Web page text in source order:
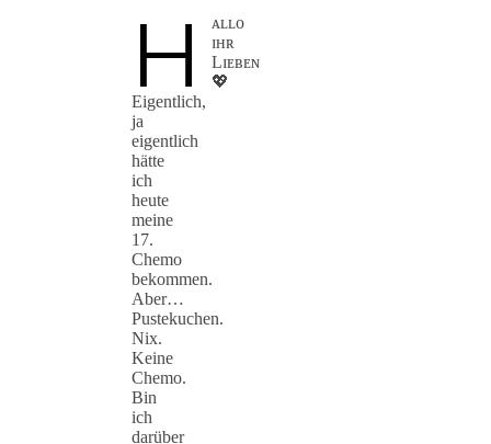
H
ᴀʟʟᴏ
ɪʜʀ
Lɪᴇʙᴇɴ
💖
Eigentlich,
ja
eigentlich
hätte
ich
heute
meine
17.
Chemo
bekommen.
Aber…
Pustekuchen.
Nix.
Keine
Chemo.
Bin
ich
darüber